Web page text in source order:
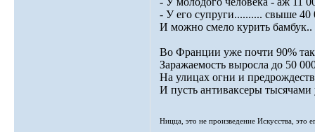
- У его супруги.......... свыше 40
И можно смело курить бамбук..
Во Франции уже почти 90%
Заражаемость выросла до 50
На улицах огни и
И пусть антиваксеры
Ницца, это не произведение Искусства, это